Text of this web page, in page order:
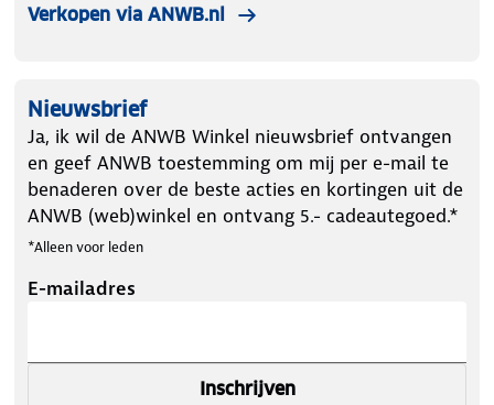
Verkopen via ANWB.nl
Nieuwsbrief
Ja, ik wil de ANWB Winkel nieuwsbrief ontvangen
en geef ANWB toestemming om mij per e-mail te
benaderen over de beste acties en kortingen uit de
ANWB (web)winkel en ontvang 5.- cadeautegoed.*
*Alleen voor leden
E-mailadres
Inschrijven